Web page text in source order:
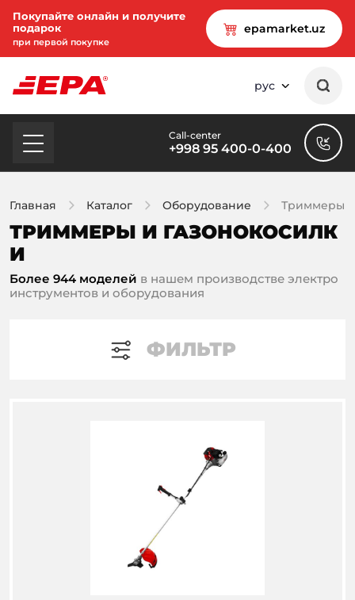
Покупайте онлайн и получите
подарок
при первой покупке
epamarket.uz
рус
Call-center
+998 95 400-0-400
Главная Каталог Оборудование Триммеры и
ТРИММЕРЫ И ГАЗОНОКОСИЛК
И
Более 944 моделей в нашем производстве электро
инструментов и оборудования
ФИЛЬТР